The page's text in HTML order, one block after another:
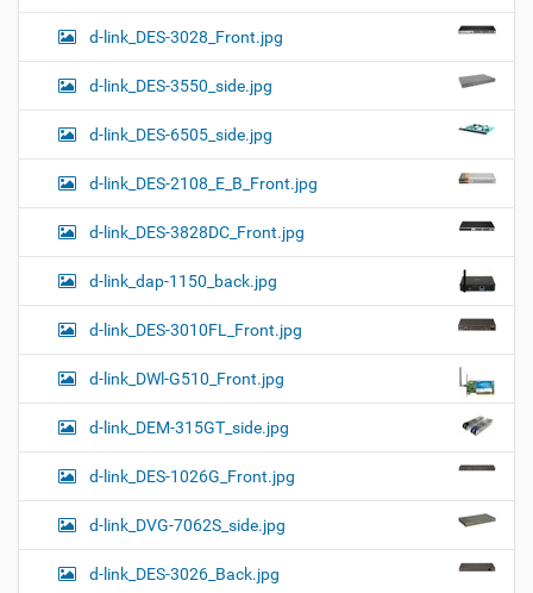
d-link_DES-3028_Front.jpg
d-link_DES-3550_side.jpg
d-link_DES-6505_side.jpg
d-link_DES-2108_E_B_Front.jpg
d-link_DES-3828DC_Front.jpg
d-link_dap-1150_back.jpg
d-link_DES-3010FL_Front.jpg
d-link_DWl-G510_Front.jpg
d-link_DEM-315GT_side.jpg
d-link_DES-1026G_Front.jpg
d-link_DVG-7062S_side.jpg
d-link_DES-3026_Back.jpg